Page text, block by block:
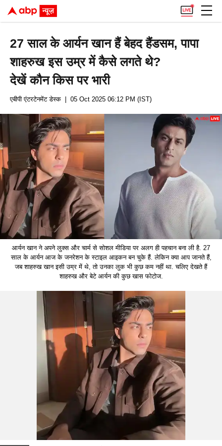
27 साल के आर्यन खान हैं बेहद हैंडसम, पापा
शाहरुख इस उम्र में कैसे लगते थे?
देखें कौन किस पर भारी
एबीपी एंटरटेनमेंट डेस्क | 05 Oct 2025 06:12 PM (IST)
आर्यन खान ने अपने लुक्स और चार्म से सोशल मीडिया पर अलग ही पहचान बना ली है. 27
साल के आर्यन आज के जनरेशन के स्टाइल आइकन बन चुके हैं. लेकिन क्या आप जानते हैं,
जब शाहरुख खान इसी उम्र में थे, तो उनका लुक भी कुछ कम नहीं था. चलिए देखते हैं
शाहरुख और बेटे आर्यन की कुछ खास फोटोज.